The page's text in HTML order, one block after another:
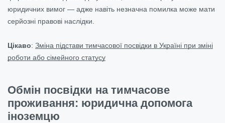
юридичних вимог — адже навіть незначна помилка може мати
серйозні правові наслідки.
Цікаво: Зміна підстави тимчасової посвідки в Україні при зміні
роботи або сімейного статусу
Обмін посвідки на тимчасове
проживання: юридична допомога
іноземцю